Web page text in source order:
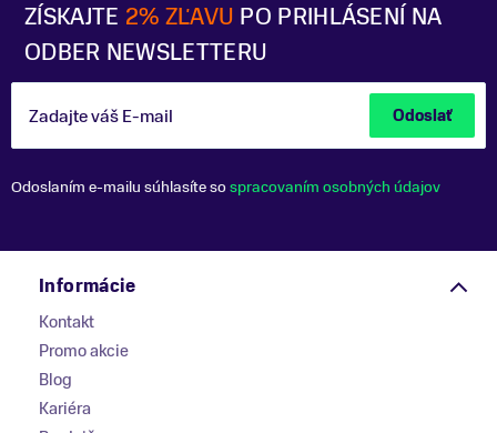
ZÍSKAJTE 2% ZĽAVU PO PRIHLÁSENÍ NA
ODBER NEWSLETTERU
Zadajte váš E-mail Odoslať
Odoslaním e-mailu súhlasíte sospracovaním osobných údajov
Informácie
Kontakt
Promo akcie
Blog
Kariéra